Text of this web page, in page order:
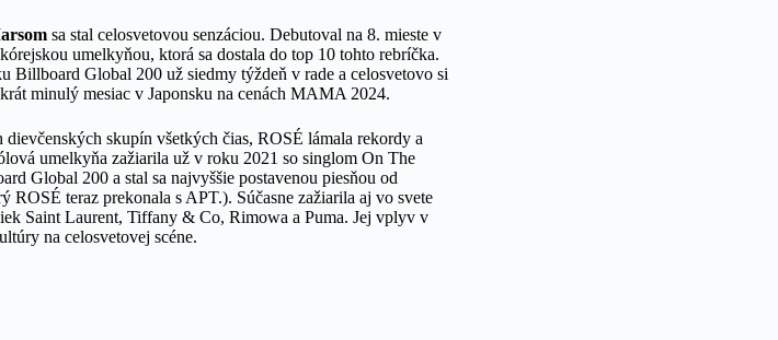
sa stal celosvetovou senzáciou. Debutoval na 8. mieste v
umelkyňou, ktorá sa dostala do top 10 tohto rebríčka.
Billboard Global 200 už siedmy týždeň v rade a celosvetovo si
minulý mesiac v Japonsku na cenách MAMA 2024.
skupín všetkých čias, ROSÉ lámala rekordy a
umelkyňa zažiarila už v roku 2021 so singlom On The
Global 200 a stal sa najvyššie postavenou piesňou od
teraz prekonala s APT.). Súčasne zažiarila aj vo svete
Saint Laurent, Tiffany & Co, Rimowa a Puma. Jej vplyv v
na celosvetovej scéne.